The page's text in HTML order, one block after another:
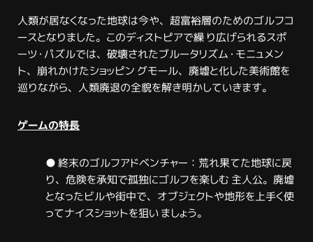
人類が居なくなった地球は今や、超富裕層のためのゴルフコ
ースとなりました。このディストピアで繰 り広げられるスポ
ーツ・パズルでは、破壊されたブルータリズム・モニュメン
ト、崩れかけたショッピン グモール、廃墟と化した美術館を
巡りながら、人類廃退の全貌を解き明かしていきます。
ゲームの特長
● 終末のゴルフアドベンチャー：荒れ果てた地球に戻
り、危険を承知で孤独にゴルフを楽しむ 主人公。廃墟
となったビルや街中で、オブジェクトや地形を上手く使
ってナイスショットを狙い ましょう。